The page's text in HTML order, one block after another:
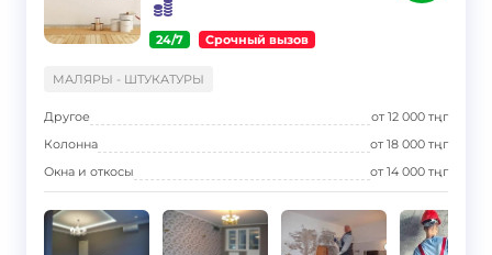
24/7 Срочный вызов
МАЛЯРЫ - ШТУКАТУРЫ
Другое от12 000 тңг
Колонна
от18 000 тңг
Окна и откосы
от14 000 тңг